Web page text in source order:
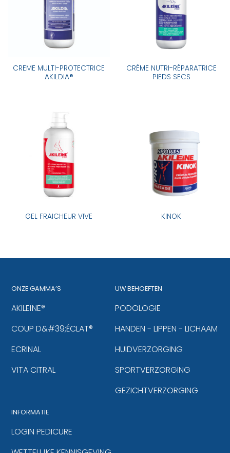
CREME MULTI-PROTECTRICE
AKILDIA®
CRÈME NUTRI-RÉPARATRICE
PIEDS SECS
GEL FRAICHEUR VIVE KINOK
ONZE GAMMA’S
AKILEÏNE®
COUP D&#39;ÉCLAT®
ECRINAL
VITA CITRAL
UW BEHOEFTEN
PODOLOGIE
HANDEN - LIPPEN - LICHAAM
HUIDVERZORGING
SPORTVERZORGING
GEZICHTVERZORGING
INFORMATIE
LOGIN PEDICURE